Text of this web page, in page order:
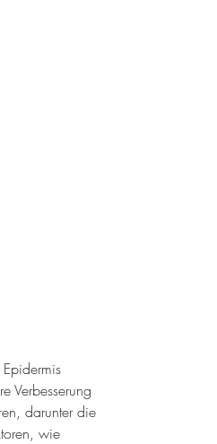
Verbesserung
darunter die
wie